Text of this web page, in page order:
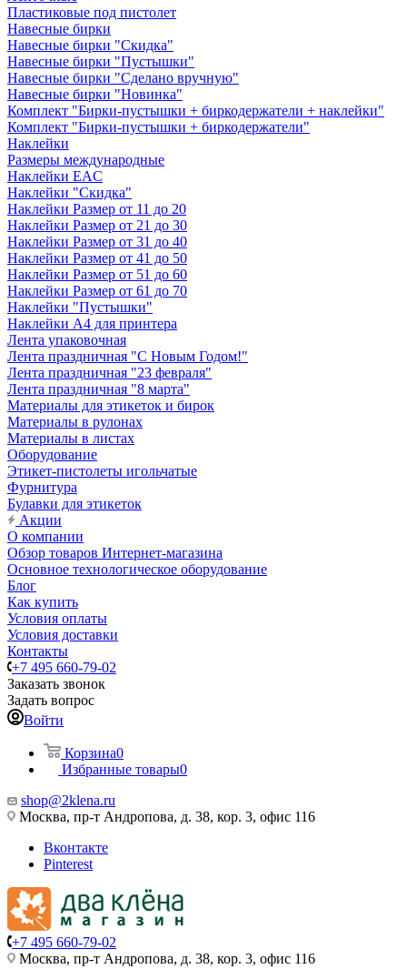
Пластиковые под пистолет
Навесные бирки
Навесные бирки "Скидка"
Навесные бирки "Пустышки"
Навесные бирки "Сделано вручную"
Навесные бирки "Новинка"
Комплект "Бирки-пустышки + биркодержатели + наклейки"
Комплект "Бирки-пустышки + биркодержатели"
Наклейки
Размеры международные
Наклейки EAC
Наклейки "Скидка"
Наклейки Размер от 11 до 20
Наклейки Размер от 21 до 30
Наклейки Размер от 31 до 40
Наклейки Размер от 41 до 50
Наклейки Размер от 51 до 60
Наклейки Размер от 61 до 70
Наклейки "Пустышки"
Наклейки А4 для принтера
Лента упаковочная
Лента праздничная "С Новым Годом!"
Лента праздничная "23 февраля"
Лента праздничная "8 марта"
Материалы для этикеток и бирок
Материалы в рулонах
Материалы в листах
Оборудование
Этикет-пистолеты игольчатые
Фурнитура
Булавки для этикеток
Акции
О компании
Обзор товаров Интернет-магазина
Основное технологическое оборудование
Блог
Как купить
Условия оплаты
Условия доставки
Контакты
+7 495 660-79-02
Заказать звонок
Задать вопрос
Войти
Корзина0
Избранные товары0
shop@2klena.ru
Москва, пр-т Андропова, д. 38, кор. 3, офис 116
Вконтакте
Pinterest
+7 495 660-79-02
Москва, пр-т Андропова, д. 38, кор. 3, офис 116